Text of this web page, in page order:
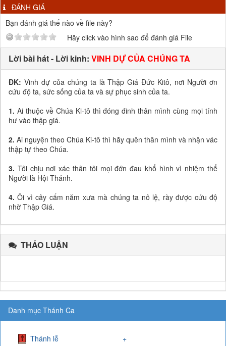
ĐÁNH GIÁ
Bạn đánh giá thế nào về file này?
Hãy click vào hình sao để đánh giá File
Lời bài hát - Lời kinh: VINH DỰ CỦA CHÚNG TA
ÐK: Vinh dự của chúng ta là Thập Giá Ðức Kitô, nơi Người ơn
cứu độ ta, sức sống của ta và sự phục sinh của ta.
1. Ai thuộc về Chúa Ki-tô thì đóng đinh thân mình cùng mọi tính
hư vào thập giá.
2. Ai nguyện theo Chúa Ki-tô thì hãy quên thân mình và nhận vác
thập tự theo Chúa.
3. Tôi chịu nơi xác thân tôi mọi đớn đau khổ hình vì nhiệm thể
Người là Hội Thánh.
4.Ôi vì cây cấm năm xưa mà chúng ta nô lệ, rày được cứu độ
nhờ Thập Giá.
THẢO LUẬN
Danh mục Thánh Ca
Thánh lễ +